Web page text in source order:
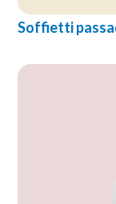
Soffietti